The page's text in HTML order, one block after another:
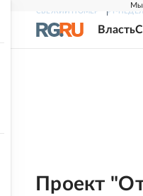
Мы
СВЕЖИЙ НОМЕР РГ-
Власть
Проект